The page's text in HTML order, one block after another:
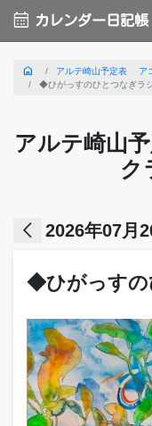
calendar_month カレンダー日記帳
home アルテ崎山予定表 ア
◆ひがっすのひとつなぎラ
アルテ崎山
ク
arrow_back_ios 2026年07月
◆ひがっすの